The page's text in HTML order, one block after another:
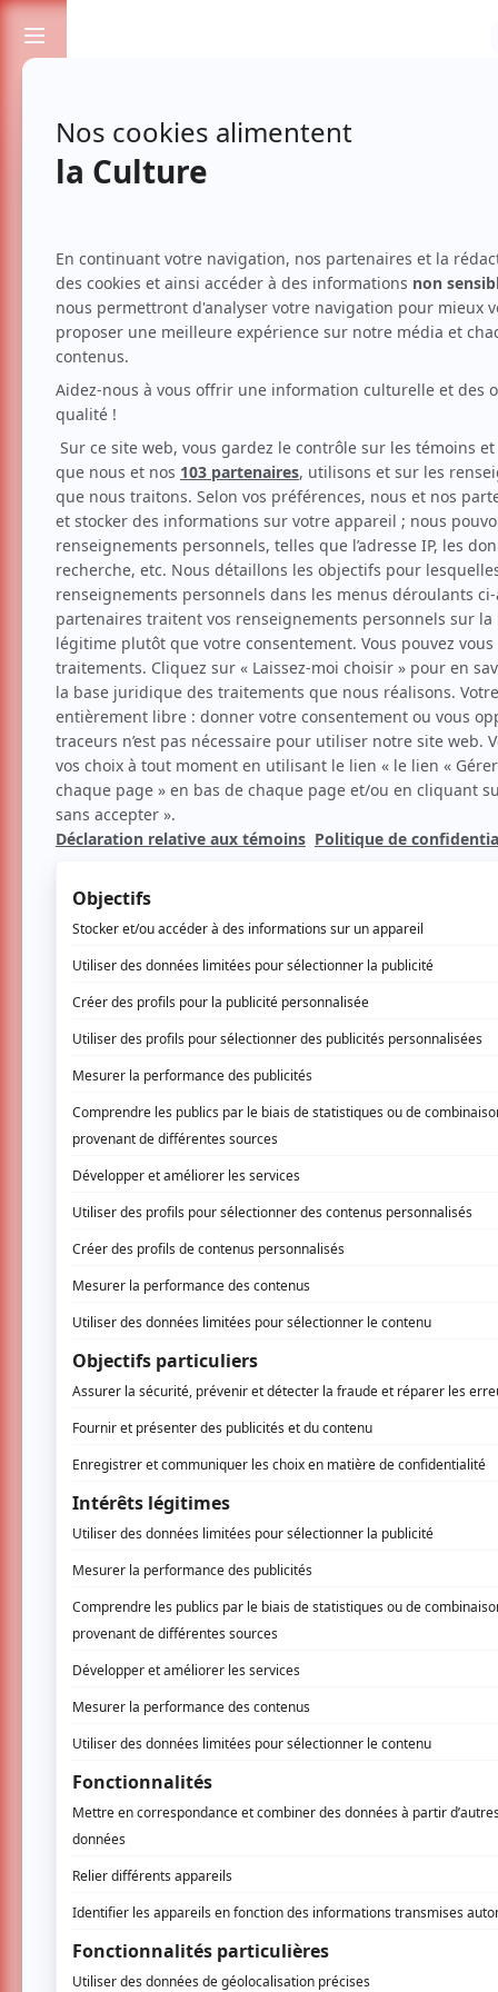
Passionnés de spectacles et de culture
Musique
Aucune offre
Soyez les premiers avisés dès qu'il y
Lessard nous présente son nouveau
qui a joué aux côtés de Tryo et Anaïs. Il se
Sur scène, il raconte, grimace, gesticule,
surprenantes. Maintenant accompagné de
musiques à texte, engageantes et
www.jeanfrancoislessard.com
AUCUN COMMENTAIRE
Vous devez être connecté
TOUTES LES OFFRES
Festival Colline